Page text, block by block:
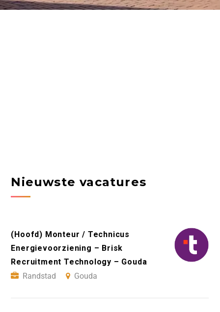
Nieuwste vacatures
(Hoofd) Monteur / Technicus
Energievoorziening – Brisk
Recruitment Technology – Gouda
Randstad
Gouda